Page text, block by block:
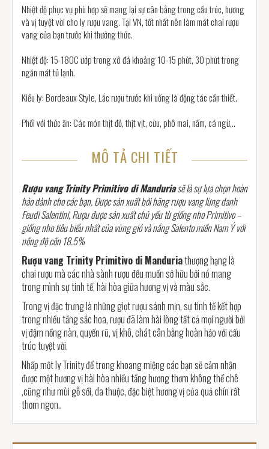
Nhiệt độ phục vụ phù hợp sẽ mang lại sự cân bằng trong cấu trúc, hương
và vị tuyệt vời cho ly rượu vang. Tại VN, tốt nhất nên làm mát chai rượu
vang của bạn trước khi thưởng thức.
Nhiệt độ: 15-180C ướp trong xô đá khoảng 10-15 phút, 30 phút trong
ngăn mát tủ lạnh.
Kiểu ly: Bordeaux Style, Lắc rượu trước khi uống là động tác cần thiết.
Phối với thức ăn: Các món thịt đỏ, thịt vịt, cừu, phô mai, nấm, cá ngừ,..
MÔ TẢ CHI TIẾT
Rượu vang Trinity Primitivo di Manduriasẽ là sự lựa chọn hoàn
hảo dành cho các bạn. Được sản xuất bởi hãng rượu vang lừng danh
Feudi Salentini, Rượu được sản xuất chủ yếu từ giống nho Primitivo –
giống nho tiêu biểu nhất của vùng gió và nắng Salento miền Nam Ý với
nồng độ cồn 18.5%
Rượu vang Trinity Primitivo di Manduriathượng hạng là
chai rượu mà các nhà sành rượu đều muốn sở hữu bởi nó mang
trong mình sự tinh tế, hài hòa giữa hương vị và màu sắc.
Trong vị đặc trưng là những giọt rượu sánh mịn, sự tinh tế kết hợp
trong nhiều tầng sắc hoa, rượu đã làm hài lòng tất cả mọi người bởi
vị đậm nồng nàn, quyến rũ, vị khô, chát cân bằng hoàn hảo với cấu
trúc tuyệt vời.
Nhấp một ly Trinity để trong khoang miệng các bạn sẽ cảm nhận
được một hương vị hài hòa nhiều tầng hương thơm không thể chê
,cũng như mùi gỗ sồi, da thuộc, đặc biệt hương vị của quả chín rất
thơm ngon..